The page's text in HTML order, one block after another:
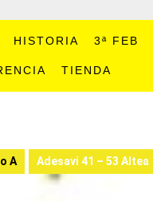
HISTORIA 3ª FEB
TIENDA
A Adesavi 41 – 53 Altea